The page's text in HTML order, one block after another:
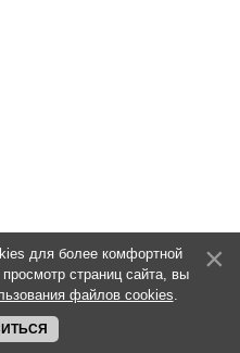
для более комфортной
страниц сайта, вы
файлов cookies.